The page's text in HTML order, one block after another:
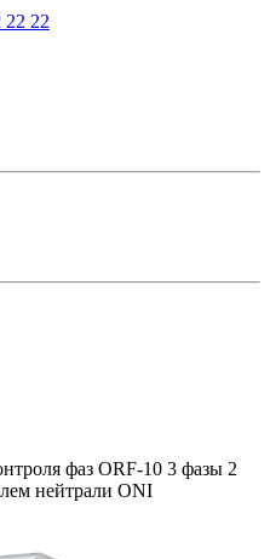
22 22
фаз ORF-10 3 фазы 2
нейтрали ONI